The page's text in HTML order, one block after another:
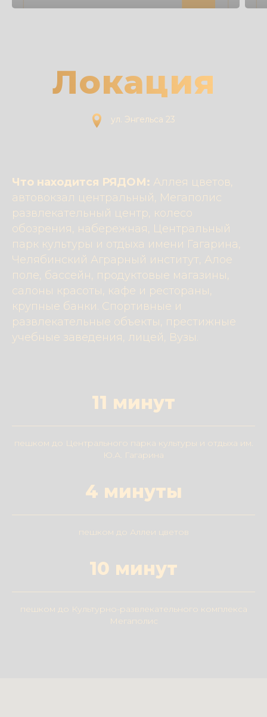
ул. Энгельса 23
Локация
Что находится РЯДОМ: Аллея цветов,
автовокзал центральный, Мегаполис
развлекательный центр, колесо
обозрения, набережная, Центральный
парк культуры и отдыха имени Гагарина,
Челябинский Аграрный институт, Алое
поле, бассейн, продуктовые магазины,
салоны красоты, кафе и рестораны,
крупные банки. Спортивные и
развлекательные объекты, престижные
учебные заведения, лицей, Вузы.
11 минут
пешком до Центрального парка культуры и отдыха им.
Ю.А. Гагарина
4 минуты
пешком до Аллеи цветов
10 минут
пешком до Культурно-развлекательного комплекса
Мегаполис